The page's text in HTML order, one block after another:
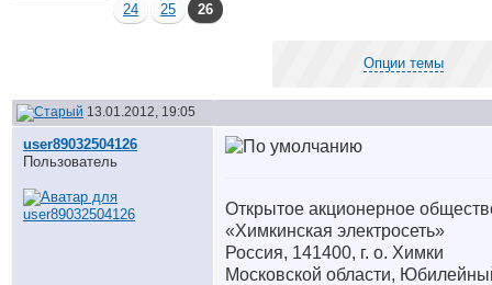
24
25 26
Опции темы
13.01.2012, 19:05
user89032504126
Пользователь
Открытое акционерное
«Химкинская электросеть»
Россия, 141400, г. о. Химки
Московской области,